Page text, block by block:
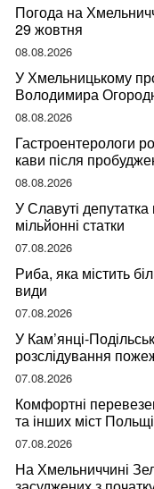
Погода на
29 жовтня
08.08.2026
У Хмельницькому
Володимира
08.08.2026
Гастроентерологи
кави після
08.08.2026
У Славуті
мільйонні статки
07.08.2026
Риба, яка містить
види
07.08.2026
У Кам’янці-
розслідування
07.08.2026
Комфортні
та інших міст Польщі
07.08.2026
На Хмельниччині